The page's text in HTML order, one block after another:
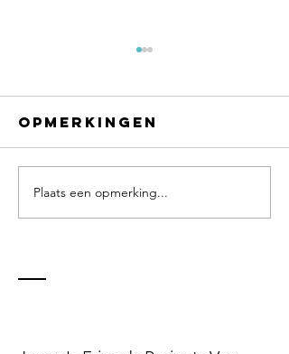
Chapeau
voor onze
Opmerkingen
Plaats een opmerking...